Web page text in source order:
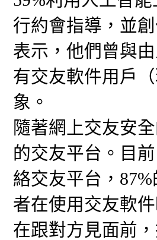
行約會指導，並
表示，他們曾與
有交友軟件用戶
象。
隨著網上交友安
的交友平台。目
絡交友平台，
者在使用交友軟
在跟對方見面前